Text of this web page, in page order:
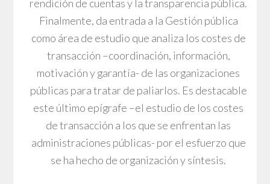
rendición de cuentas y la transparencia pública.
Finalmente, da entrada a la Gestión pública
como área de estudio que analiza los costes de
transacción –coordinación, información,
motivación y garantía- de las organizaciones
públicas para tratar de paliarlos. Es destacable
este último epígrafe –el estudio de los costes
de transacción a los que se enfrentan las
administraciones públicas- por el esfuerzo que
se ha hecho de organización y síntesis.